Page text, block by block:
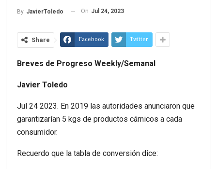
By JavierToledo On Jul 24, 2023
Share Facebook Twitter
Breves de Progreso Weekly/Semanal
Javier Toledo
Jul 24 2023. En 2019 las autoridades anunciaron que
garantizarían 5 kgs de productos cárnicos a cada
consumidor.
Recuerdo que la tabla de conversión dice: